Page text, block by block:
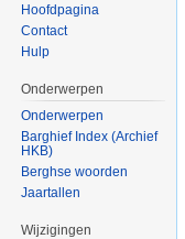
Hoofdpagina
Contact
Hulp
Onderwerpen
Onderwerpen
Barghief Index (Archief
HKB)
Berghse woorden
Jaartallen
Wijzigingen